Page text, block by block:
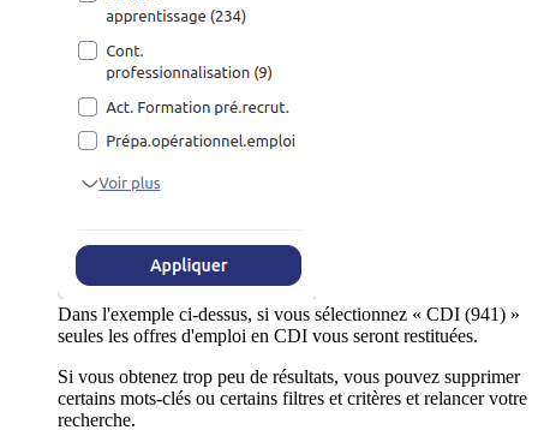
Dans l'exemple ci-dessus, si vous sélectionnez « CDI (941) »
seules les offres d'emploi en CDI vous seront restituées.
Si vous obtenez trop peu de résultats, vous pouvez supprimer
certains mots-clés ou certains filtres et critères et relancer votre
recherche.